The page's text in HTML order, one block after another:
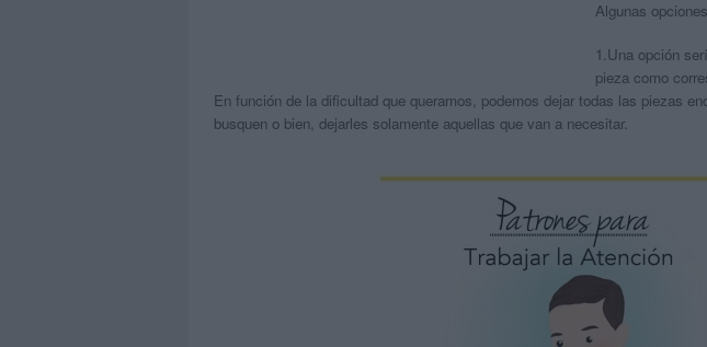
Algunas
1.Una opción
pieza como
En función de la dificultad que queramos, podemos dejar todas las piezas
busquen o bien, dejarles solamente aquellas que van a necesitar.